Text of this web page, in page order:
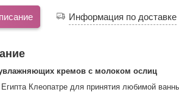
Информация по доставке
кремов с молоком ослиц
Египта Клеопатре для принятия любимой